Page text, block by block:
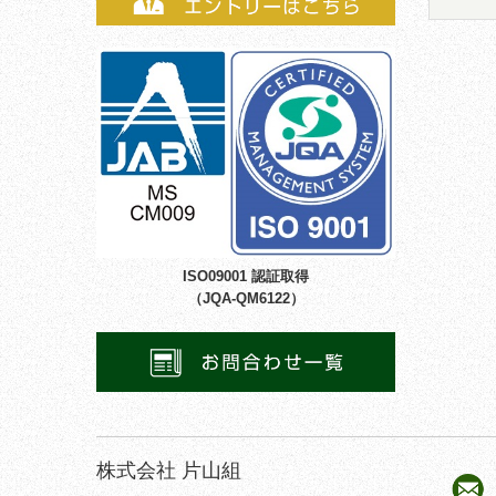
ISO09001 認証取得
（JQA-QM6122）
株式会社 片山組